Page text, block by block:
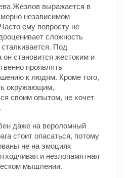
Жезлов выражается в
независимом
ему попросту не
сложность
Под
становится жестоким и
проявлять
к людям. Кроме того,
окружающим,
своим опытом, не хочет
даже на вероломный
стоит опасаться, потому
не на эмоциях
и незлопамятная
мышлении.